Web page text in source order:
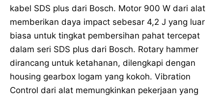
kabel SDS plus dari Bosch. Motor 900 W dari alat
memberikan daya impact sebesar 4,2 J yang luar
biasa untuk tingkat pembersihan pahat tercepat
dalam seri SDS plus dari Bosch. Rotary hammer
dirancang untuk ketahanan, dilengkapi dengan
housing gearbox logam yang kokoh. Vibration
Control dari alat memungkinkan pekerjaan yang